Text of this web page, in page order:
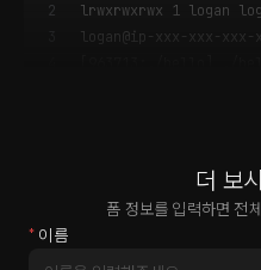
2
lrwxrwxrwx 1 logan
logan@ip-xxx-xxx-
더 보
폼 정보를 입력하면 전
* 이름